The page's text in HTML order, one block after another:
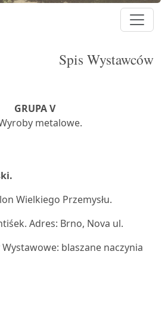
Spis Wystawców
GRUPA V
metalowe.
Wielkiego Przemysłu.
Adres: Brno, Nova ul.
blaszane naczynia